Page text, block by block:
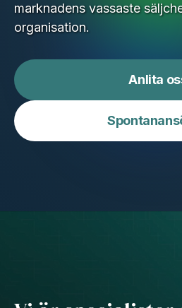
marknadens vassaste
organisation.
Anlita